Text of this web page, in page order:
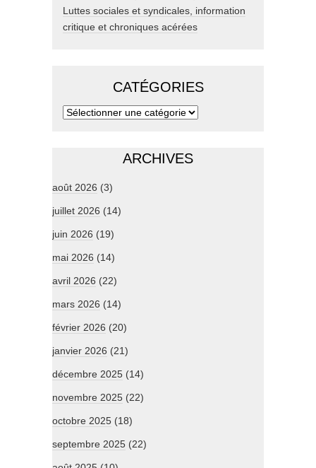
Luttes sociales et syndicales, information
critique et chroniques acérées
CATÉGORIES
ARCHIVES
août 2026 (3)
juillet 2026 (14)
juin 2026 (19)
mai 2026 (14)
avril 2026 (22)
mars 2026 (14)
février 2026 (20)
janvier 2026 (21)
décembre 2025 (14)
novembre 2025 (22)
octobre 2025 (18)
septembre 2025 (22)